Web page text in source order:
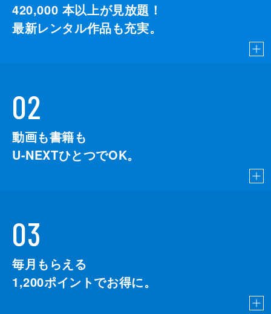
420,000 本以上が見放題！
最新レンタル作品も充実。
02
動画も書籍も
U-NEXTひとつでOK。
03
毎月もらえる
1,200ポイントでお得に。